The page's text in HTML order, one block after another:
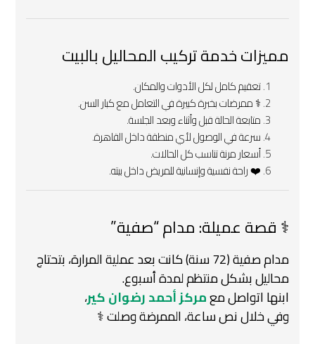
مميزات خدمة تركيب المحاليل بالبيت
تعقيم كامل لكل الأدوات والمكان.
‍⚕️ ممرضات بخبرة كبيرة في التعامل مع كبار السن.
متابعة الحالة قبل وأثناء وبعد الجلسة.
سرعة في الوصول لأي منطقة داخل القاهرة.
أسعار مرنة تناسب كل الحالات.
❤️ راحة نفسية وإنسانية للمريض داخل بيته.
‍⚕️ قصة عميلة: مدام “صفية”
مدام صفية (72 سنة) كانت بعد عملية المرارة، بتحتاج
محاليل بشكل منتظم لمدة أسبوع.
ابنها اتواصل معمركز أحمد رضوان كير،
وفي خلال نص ساعة، الممرضة وصلت ‍⚕️